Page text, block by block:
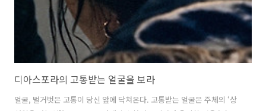
디아스포라의 고통받는 얼굴을 보라
얼굴, 벌거벗은 고통이 당신 앞에 닥쳐온다. 고통받는 얼굴은 주체의 ‘상